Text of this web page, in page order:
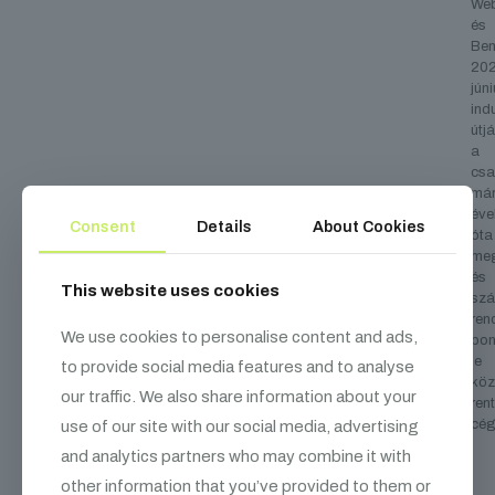
és
a
már
óta
és
le
Consent Details About Cookies
This website uses cookies
We use cookies to personalise content and ads,
to provide social media features and to analyse
our traffic. We also share information about your
use of our site with our social media, advertising
and analytics partners who may combine it with
other information that you’ve provided to them or